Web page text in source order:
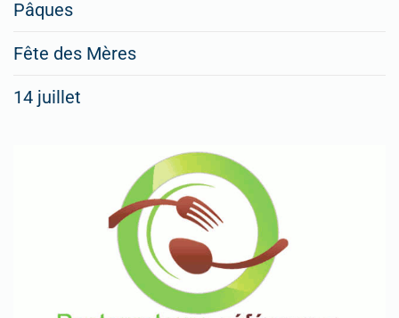
Pâques
Fête des Mères
14 juillet